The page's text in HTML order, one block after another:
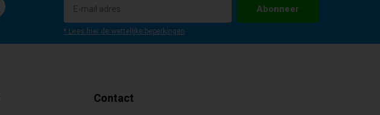
Abonneer
* Lees hier de wettelijke beperkingen
Contact